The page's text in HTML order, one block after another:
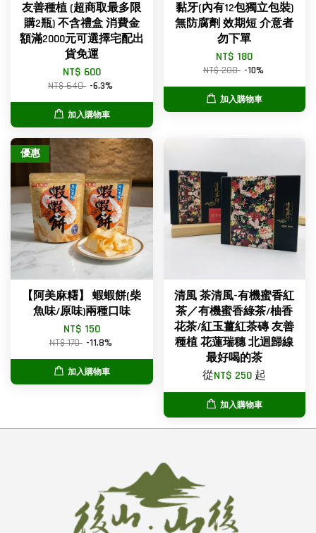
友善種植 (超商取最多限
購2瓶) 不含禮盒 消費金
額滿2000元可選擇宅配出
貨免運
NT$ 600
NT$ 640 -6.3%
加入購物車
黏牙(內有12包獨立包裝)
無防腐劑 效期短 介意者
勿下單
NT$ 180
NT$ 200 -10%
加入購物車
優惠
【阿美麻糬】 蝦蝦餅(柴
魚味/原味)兩種口味
NT$ 150
NT$ 170 -11.8%
加入購物車
清風 茶清風-有機蜜香紅
茶／有機蜜香綠茶/柚香
花茶/紅玉薑紅茶磚 友善
種植 花蓮瑞穗 北迴歸線
最好喝的茶
從NT$ 250 起
加入購物車